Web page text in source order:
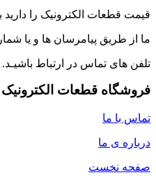
قیمت قطعات الکترونیک را دارید
ما از طریق پیامرسان ها و یا
تلفن های تماس در ارتباط باشیـد.
فروشگاه قطعات الکترونیک
تماس با ما
درباره ی ما
صفحه نخست